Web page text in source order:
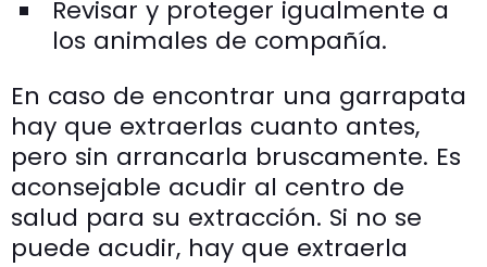
Revisar y proteger igualmente a
los animales de compañía.
En caso de encontrar una garrapata
hay que extraerlas cuanto antes,
pero sin arrancarla bruscamente. Es
aconsejable acudir al centro de
salud para su extracción. Si no se
puede acudir, hay que extraerla